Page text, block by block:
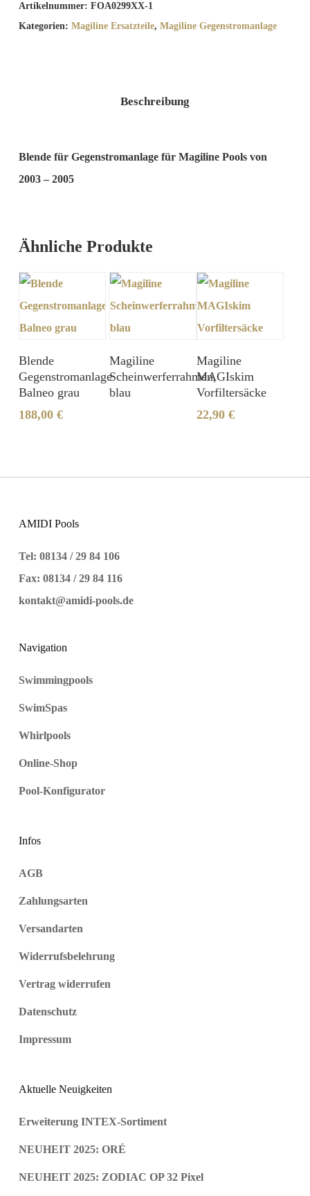
Artikelnummer: FOA0299XX-1
Kategorien: Magiline Ersatzteile, Magiline Gegenstromanlage
Beschreibung
Blende für Gegenstromanlage für Magiline Pools von
2003 – 2005
Ähnliche Produkte
Blende
Gegenstromanlage
Balneo grau
188,00 €
Magiline
Scheinwerferrahmen,
blau
Magiline
MAGIskim
Vorfiltersäcke
22,90€
AMIDI Pools
Tel: 08134 / 29 84 106
Fax: 08134 / 29 84 116
kontakt@amidi-pools.de
Navigation
Swimmingpools
SwimSpas
Whirlpools
Online-Shop
Pool-Konfigurator
Infos
AGB
Zahlungsarten
Versandarten
Widerrufsbelehrung
Vertrag widerrufen
Datenschutz
Impressum
Aktuelle Neuigkeiten
Erweiterung INTEX-Sortiment
NEUHEIT 2025: ORÉ
NEUHEIT 2025: ZODIAC OP 32 Pixel